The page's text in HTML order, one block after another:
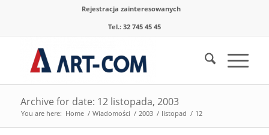
Rejestracja zainteresowanych
Tel.: 32 745 45 45
Archive for date: 12 listopada, 2003
You are here: Home / Wiadomości / 2003 / listopad / 12